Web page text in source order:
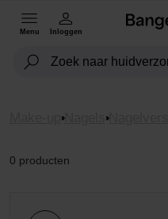
Menu Inloggen
Nagels
0 producten